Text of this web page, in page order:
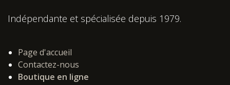
Indépendante et spécialisée depuis 1979.
Page d'accueil
Contactez-nous
Boutique en ligne